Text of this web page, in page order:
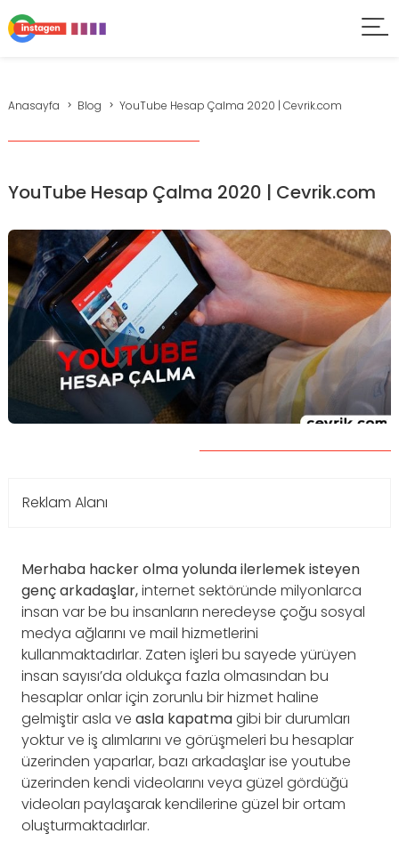
Anasayfa Blog YouTube Hesap Çalma 2020 | Cevrik.com
YouTube Hesap Çalma 2020 | Cevrik.com
Reklam Alanı
Merhaba hacker olma yolunda ilerlemek isteyen
genç arkadaşlar,internet sektöründe milyonlarca
insan var be bu insanların neredeyse çoğu sosyal
medya ağlarını ve mail hizmetlerini
kullanmaktadırlar. Zaten işleri bu sayede yürüyen
insan sayısı’da oldukça fazla olmasından bu
hesaplar onlar için zorunlu bir hizmet haline
gelmiştir asla ve asla kapatmagibi bir durumları
yoktur ve iş alımlarını ve görüşmeleri bu hesaplar
üzerinden yaparlar, bazı arkadaşlar ise youtube
üzerinden kendi videolarını veya güzel gördüğü
videoları paylaşarak kendilerine güzel bir ortam
oluşturmaktadırlar.